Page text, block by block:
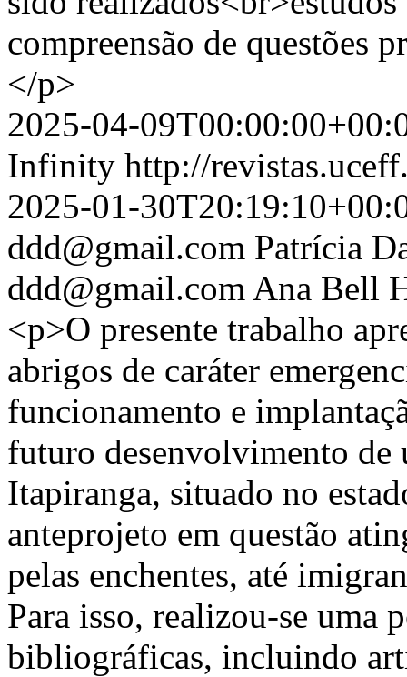
compreensão de questões
</p>
2025-04-
Infinity http://
2025-01-
ddd@gmail.com Patrícia
ddd@gmail.com Ana Bell
<p>O presente trabalho
abrigos de caráter
funcionamento e
futuro desenvolvimento
Itapiranga, situado no
anteprojeto em questão
pelas enchentes, até
Para isso, realizou-se uma
bibliográficas, incluindo